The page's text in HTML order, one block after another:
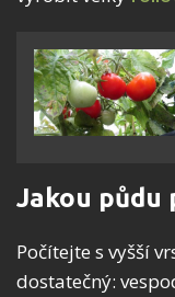
Jakou půdu
Počítejte s vyšší
dostatečný: